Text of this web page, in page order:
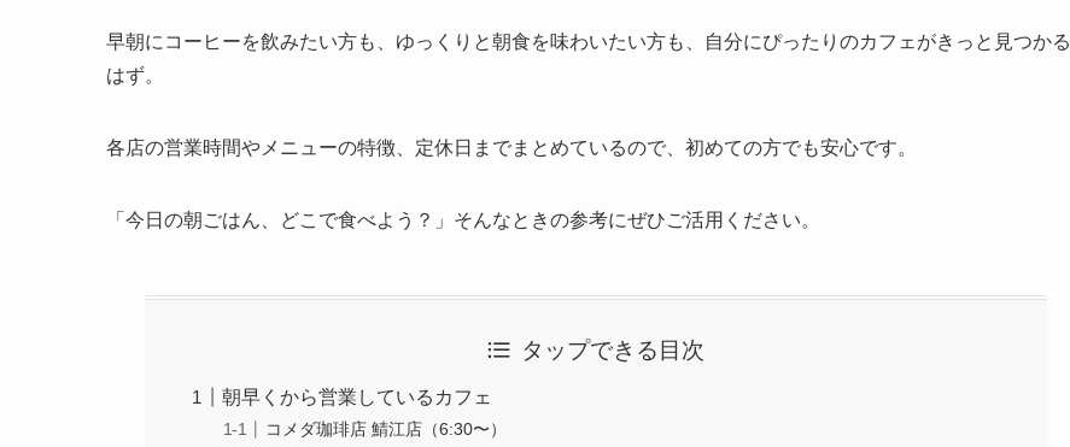
早朝にコーヒーを飲みたい方も、ゆっくりと朝食を味わいたい方も、自分にぴったりのカフェがきっと見つかる
はず。
各店の営業時間やメニューの特徴、定休日までまとめているので、初めての方でも安心です。
「今日の朝ごはん、どこで食べよう？」そんなときの参考にぜひご活用ください。
タップできる目次
朝早くから営業しているカフェ
コメダ珈琲店 鯖江店（6:30〜）